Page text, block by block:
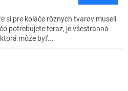
si pre koláče rôznych tvarov museli
potrebujete teraz, je všestranná
môže byť...